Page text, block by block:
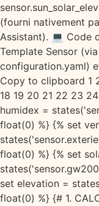
(fourni nativement
Assistant). 💻 Code
Template Sensor
configuration.yaml)
Copy to clipboard 1
18 19 20 21 22 23
humidex =
float(0) %} {% set
float(0) %} {% set
set elevation =
float(0) %} {# 1.